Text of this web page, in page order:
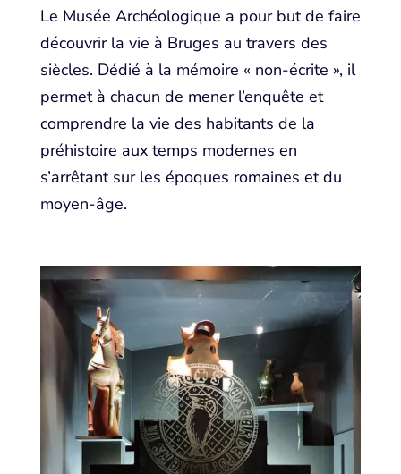
Le Musée Archéologique a pour but de faire
découvrir la vie à Bruges au travers des
siècles. Dédié à la mémoire « non-écrite », il
permet à chacun de mener l’enquête et
comprendre la vie des habitants de la
préhistoire aux temps modernes en
s’arrêtant sur les époques romaines et du
moyen-âge.